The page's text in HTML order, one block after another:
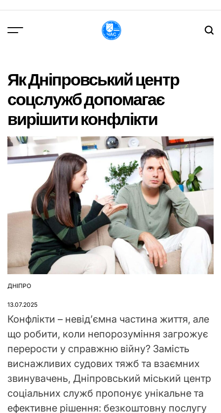
вмісту
Як Дніпровський центр
соцслужб допомагає
вирішити конфлікти
ОПУБЛІКУВАТИ
ДНІПРО
13.07.2025
Конфлікти – невід’ємна частина життя, але
що робити, коли непорозуміння загрожує
перерости у справжню війну? Замість
виснажливих судових тяжб та взаємних
звинувачень, Дніпровський міський центр
соціальних служб пропонує унікальне та
ефективне рішення: безкоштовну послугу